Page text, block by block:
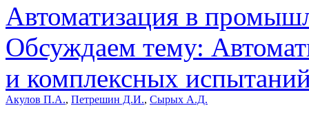
Автоматизация в
Обсуждаем тему:
и комплексных
Акулов П.А., Петрешин Д.И., Сырых А.Д.